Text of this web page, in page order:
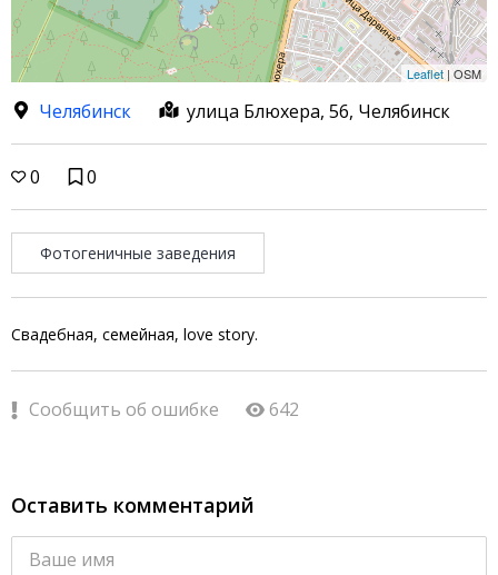
Leaflet| OSM
Челябинск улица Блюхера, 56, Челябинск
0 0
Фотогеничные заведения
Свадебная, семейная, love story.
Сообщить об ошибке 642
Оставить комментарий